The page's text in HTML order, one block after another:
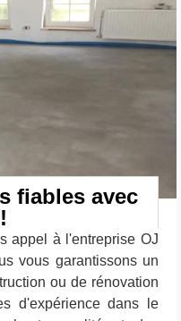
fiables avec
appel à l'entreprise OJ
vous garantissons un
ou de rénovation
d'expérience dans le